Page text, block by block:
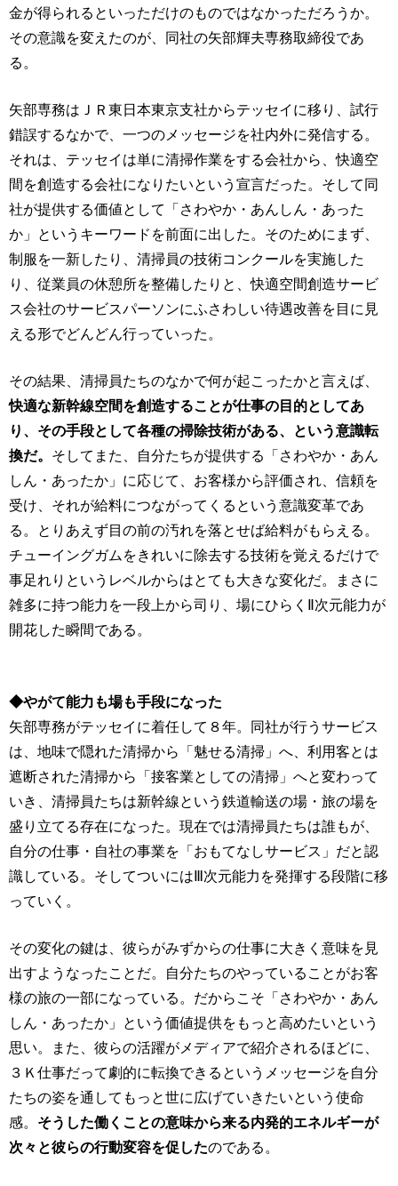
金が得られるといっただけのものではなかっただろうか。
その意識を変えたのが、同社の矢部輝夫専務取締役であ
る。
矢部専務はＪＲ東日本東京支社からテッセイに移り、試行
錯誤するなかで、一つのメッセージを社内外に発信する。
それは、テッセイは単に清掃作業をする会社から、快適空
間を創造する会社になりたいという宣言だった。そして同
社が提供する価値として「さわやか・あんしん・あった
か」というキーワードを前面に出した。そのためにまず、
制服を一新したり、清掃員の技術コンクールを実施した
り、従業員の休憩所を整備したりと、快適空間創造サービ
ス会社のサービスパーソンにふさわしい待遇改善を目に見
える形でどんどん行っていった。
その結果、清掃員たちのなかで何が起こったかと言えば、
快適な新幹線空間を創造することが仕事の目的としてあ
り、その手段として各種の掃除技術がある、という意識転
換だ。 そしてまた、自分たちが提供する「さわやか・あん
しん・あったか」に応じて、お客様から評価され、信頼を
受け、それが給料につながってくるという意識変革であ
る。とりあえず目の前の汚れを落とせば給料がもらえる。
チューイングガムをきれいに除去する技術を覚えるだけで
事足れりというレベルからはとても大きな変化だ。まさに
雑多に持つ能力を一段上から司り、場にひらくⅡ次元能力が
開花した瞬間である。
◆やがて能力も場も手段になった
矢部専務がテッセイに着任して８年。同社が行うサービス
は、地味で隠れた清掃から「魅せる清掃」へ、利用客とは
遮断された清掃から「接客業としての清掃」へと変わって
いき、清掃員たちは新幹線という鉄道輸送の場・旅の場を
盛り立てる存在になった。現在では清掃員たちは誰もが、
自分の仕事・自社の事業を「おもてなしサービス」だと認
識している。そしてついにはⅢ次元能力を発揮する段階に移
っていく。
その変化の鍵は、彼らがみずからの仕事に大きく意味を見
出すようなったことだ。自分たちのやっていることがお客
様の旅の一部になっている。だからこそ「さわやか・あん
しん・あったか」という価値提供をもっと高めたいという
思い。また、彼らの活躍がメディアで紹介されるほどに、
３Ｋ仕事だって劇的に転換できるというメッセージを自分
たちの姿を通してもっと世に広げていきたいという使命
感。 そうした働くことの意味から来る内発的エネルギーが
次々と彼らの行動変容を促したのである。